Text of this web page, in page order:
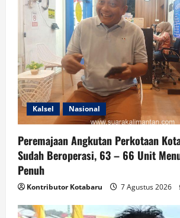
Kalsel Nasional
Peremajaan Angkutan Perkotaan
Sudah Beroperasi, 63 – 66 Unit
Penuh
Kontributor Kotabaru 7 Agustus 2026